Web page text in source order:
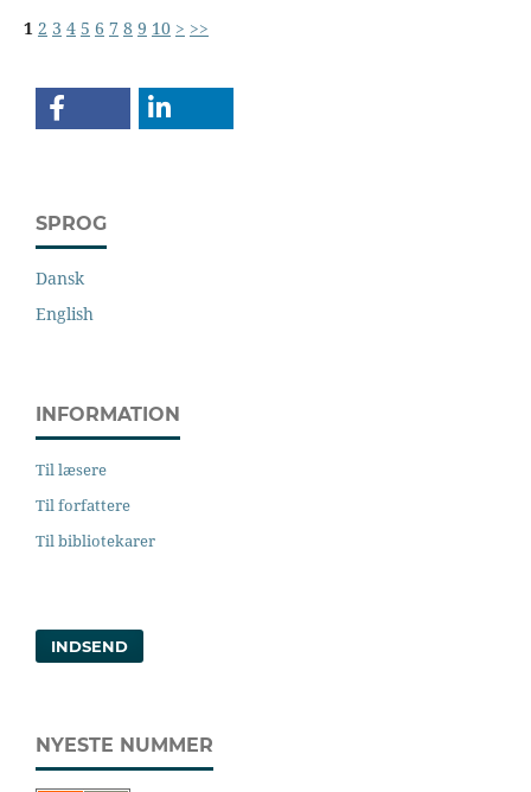
1 2 3 4 5 6 7 8 9 10 > >>
SPROG
Dansk
English
INFORMATION
Til læsere
Til forfattere
Til bibliotekarer
INDSEND
NYESTE NUMMER